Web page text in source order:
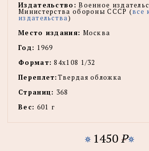
Издательство: Военное
Министерства обороны СССР (все
издательства)
Место издания: Москва
Год: 1969
Формат: 84х108 1/32
Переплет:Твердая обложка
Страниц: 368
Вес: 601 г
1450P